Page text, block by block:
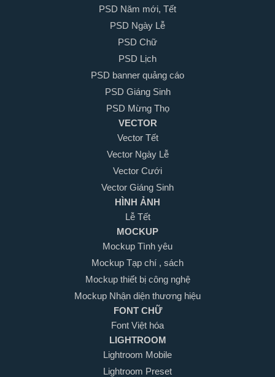
PSD Năm mới, Tết
PSD Ngày Lễ
PSD Chữ
PSD Lịch
PSD banner quảng cáo
PSD Giáng Sinh
PSD Mừng Thọ
VECTOR
Vector Tết
Vector Ngày Lễ
Vector Cưới
Vector Giáng Sinh
HÌNH ẢNH
Lễ Tết
MOCKUP
Mockup Tình yêu
Mockup Tạp chí , sách
Mockup thiết bị công nghệ
Mockup Nhận diện thương hiệu
FONT CHỮ
Font Việt hóa
LIGHTROOM
Lightroom Mobile
Lightroom Preset